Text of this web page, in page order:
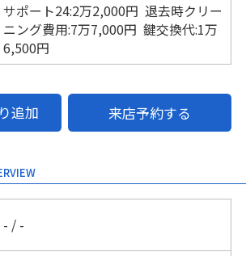
サポート24:2万2,000円 退去時クリー
ニング費用:7万7,000円 鍵交換代:1万
6,500円
追加 来店予約する
- / -